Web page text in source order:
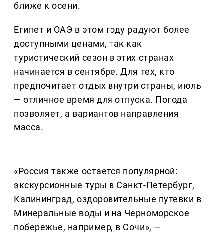
ближе к осени.
Египет и ОАЭ в этом году радуют более
доступными ценами, так как
туристический сезон в этих странах
начинается в сентябре. Для тех, кто
предпочитает отдых внутри страны, июль
— отличное время для отпуска. Погода
позволяет, а вариантов направления
масса.
«Россия также остается популярной:
экскурсионные туры в Санкт-Петербург,
Калининград, оздоровительные путевки в
Минеральные воды и на Черноморское
побережье, например, в Сочи», —